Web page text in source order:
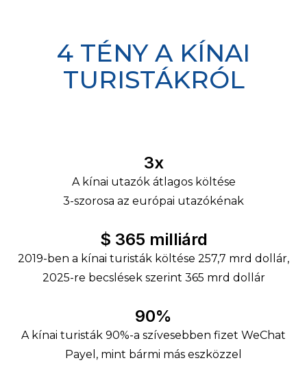
4 TÉNY A KÍNAI
TURISTÁKRÓL
3x
A kínai utazók átlagos költése
3-szorosa az európai utazókénak
$ 365 milliárd
2019-ben a kínai turisták költése 257,7 mrd dollár,
2025-re becslések szerint 365 mrd dollár
90%
A kínai turisták 90%-a szívesebben fizet WeChat
Payel, mint bármi más eszközzel